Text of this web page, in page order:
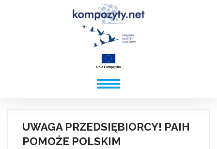
UWAGA PRZEDSIĘBIORCY! PAIH
POMOŻE POLSKIM